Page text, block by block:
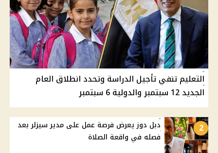
التعليم تنفي تأجيل الدراسة وتحدد انطلاق العام
الجديد 12 سبتمبر والدولية 6 سبتمبر
2
دبل دوز يعرض فرصة عمل على مدير سيزلر بعد
فصله في واقعة الصلاة